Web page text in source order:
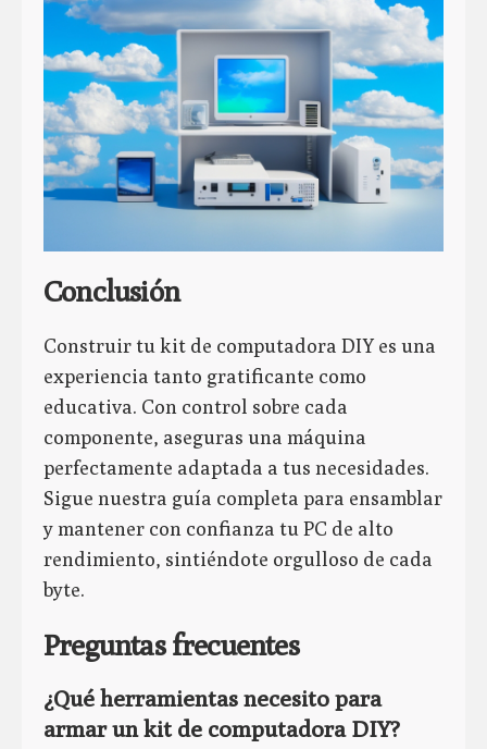
Conclusión
Construir tu kit de computadora DIY es una
experiencia tanto gratificante como
educativa. Con control sobre cada
componente, aseguras una máquina
perfectamente adaptada a tus necesidades.
Sigue nuestra guía completa para ensamblar
y mantener con confianza tu PC de alto
rendimiento, sintiéndote orgulloso de cada
byte.
Preguntas frecuentes
¿Qué herramientas necesito para
armar un kit de computadora DIY?